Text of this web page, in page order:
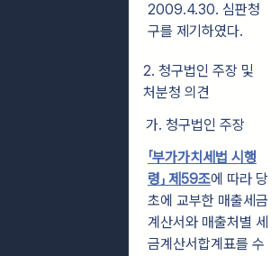
2009.4.30. 심판청
구를 제기하였다.
2. 청구법인 주장 및
처분청 의견
가. 청구법인 주장
「부가가치세법 시행
령」 제59조에 따라 당
초에 교부한 매출세금
계산서와 매출처별 세
금계산서합계표를 수